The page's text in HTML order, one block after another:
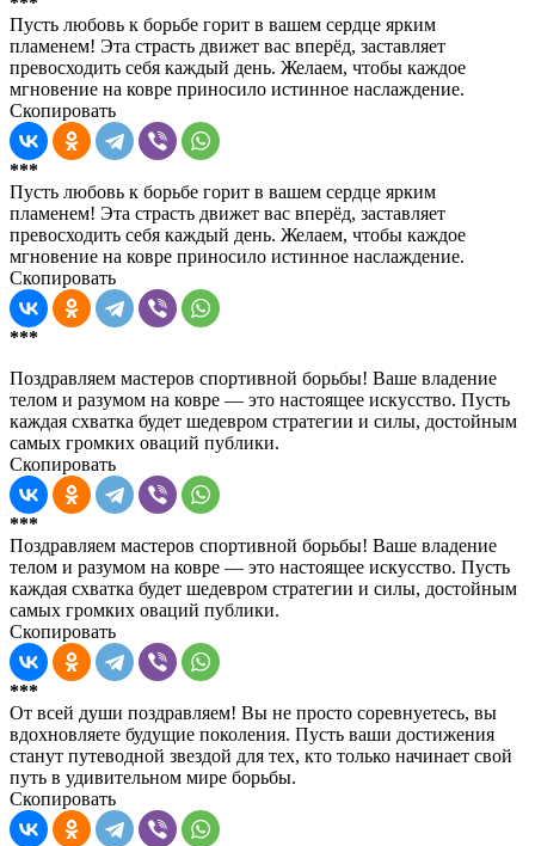
Пусть любовь к борьбе горит в вашем сердце ярким
пламенем! Эта страсть движет вас вперёд, заставляет
превосходить себя каждый день. Желаем, чтобы каждое
мгновение на ковре приносило истинное наслаждение.
Скопировать
***
Пусть любовь к борьбе горит в вашем сердце ярким
пламенем! Эта страсть движет вас вперёд, заставляет
превосходить себя каждый день. Желаем, чтобы каждое
мгновение на ковре приносило истинное наслаждение.
Скопировать
***
Поздравляем мастеров спортивной борьбы! Ваше владение
телом и разумом на ковре — это настоящее искусство. Пусть
каждая схватка будет шедевром стратегии и силы, достойным
самых громких оваций публики.
Скопировать
***
Поздравляем мастеров спортивной борьбы! Ваше владение
телом и разумом на ковре — это настоящее искусство. Пусть
каждая схватка будет шедевром стратегии и силы, достойным
самых громких оваций публики.
Скопировать
***
От всей души поздравляем! Вы не просто соревнуетесь, вы
вдохновляете будущие поколения. Пусть ваши достижения
станут путеводной звездой для тех, кто только начинает свой
путь в удивительном мире борьбы.
Скопировать